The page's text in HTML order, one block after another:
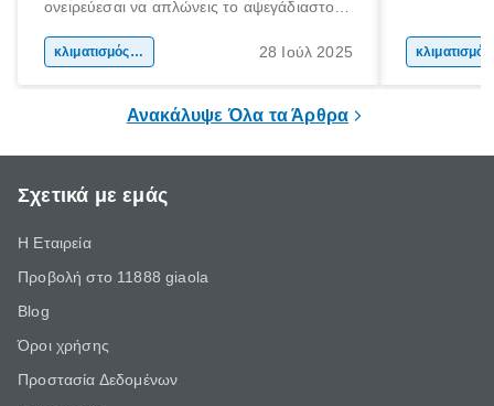
ονειρεύεσαι να απλώνεις το αψεγάδιαστο
όμως τι γίνεται;
κλιματισμός σπιτιού 28 Ιούλ 2025
μόνο στις
συσκευής.
Ανακάλυψε Όλα τα Άρθρα
Σχετικά με εμάς
Η Εταιρεία
Προβολή στο 11888 giaola
Blog
Όροι χρήσης
Προστασία Δεδομένων